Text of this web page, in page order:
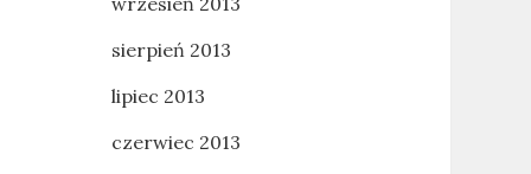
sierpień 2013
lipiec 2013
czerwiec 2013